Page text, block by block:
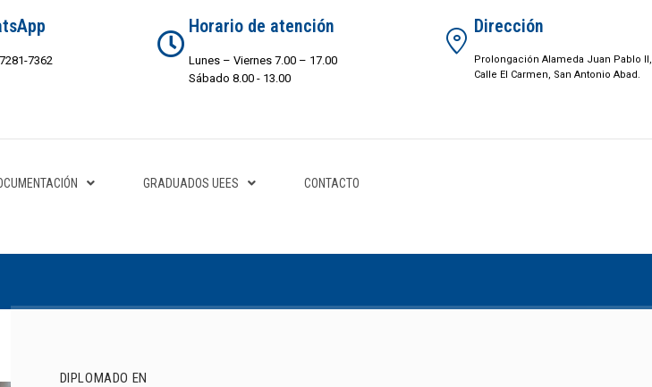
7362
Horario de atención
Lunes – Viernes 7.00 – 17.00
Sábado 8.00 - 13.00
Dirección
Prolongación Alameda Juan Pablo II,
Calle El Carmen, San Antonio Abad.
GRADUADOS UEES CONTACTO
DIPLOMADO EN